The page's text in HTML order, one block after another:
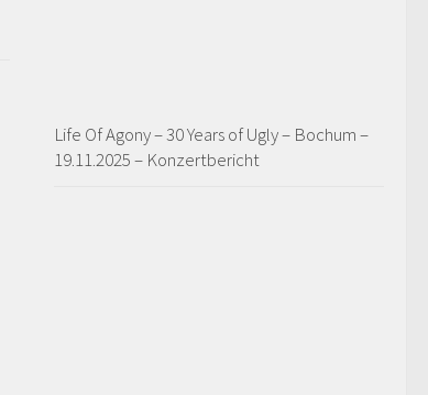
Life Of Agony – 30 Years of Ugly – Bochum –
19.11.2025 – Konzertbericht